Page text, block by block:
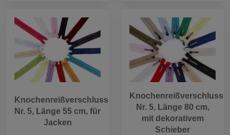
Knochenreißverschluss
Nr. 5, Länge 55 cm, für
Jacken
Knochenreißverschluss
Nr. 5, Länge 80 cm,
mit dekorativem
Schieber